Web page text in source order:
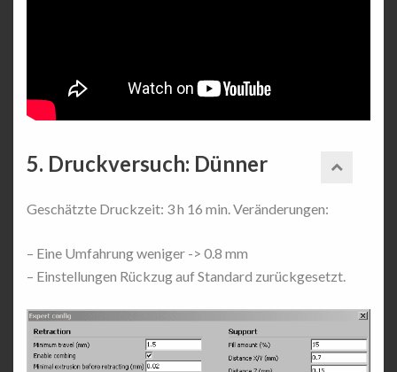
5. Druckversuch: Dünner
Geschätzte Druckzeit: 3 h 16 min. Veränderungen:
– Eine Umfahrung weniger -> 0.8 mm
– Einstellungen Rückzug auf Standard zurückgesetzt.